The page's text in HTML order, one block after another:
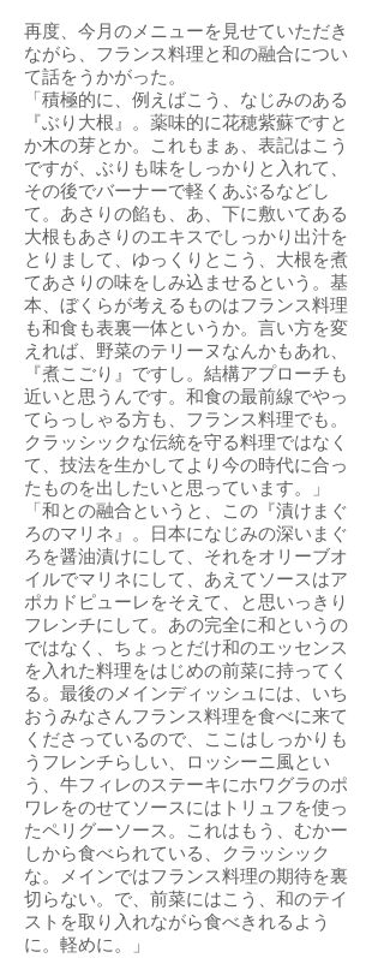
再度、今月のメニューを見せていただき
ながら、フランス料理と和の融合につい
て話をうかがった。
「積極的に、例えばこう、なじみのある
『ぶり大根』。薬味的に花穂紫蘇ですと
か木の芽とか。これもまぁ、表記はこう
ですが、ぶりも味をしっかりと入れて、
その後でバーナーで軽くあぶるなどし
て。あさりの餡も、あ、下に敷いてある
大根もあさりのエキスでしっかり出汁を
とりまして、ゆっくりとこう、大根を煮
てあさりの味をしみ込ませるという。基
本、ぼくらが考えるものはフランス料理
も和食も表裏一体というか。言い方を変
えれば、野菜のテリーヌなんかもあれ、
『煮こごり』ですし。結構アプローチも
近いと思うんです。和食の最前線でやっ
てらっしゃる方も、フランス料理でも。
クラッシックな伝統を守る料理ではなく
て、技法を生かしてより今の時代に合っ
たものを出したいと思っています。」
「和との融合というと、この『漬けまぐ
ろのマリネ』。日本になじみの深いまぐ
ろを醤油漬けにして、それをオリーブオ
イルでマリネにして、あえてソースはア
ポカドピューレをそえて、と思いっきり
フレンチにして。あの完全に和というの
ではなく、ちょっとだけ和のエッセンス
を入れた料理をはじめの前菜に持ってく
る。最後のメインディッシュには、いち
おうみなさんフランス料理を食べに来て
くださっているので、ここはしっかりも
うフレンチらしい、ロッシーニ風とい
う、牛フィレのステーキにホワグラのポ
ワレをのせてソースにはトリュフを使っ
たペリグーソース。これはもう、むかー
しから食べられている、クラッシック
な。メインではフランス料理の期待を裏
切らない。で、前菜にはこう、和のテイ
ストを取り入れながら食べきれるよう
に。軽めに。」